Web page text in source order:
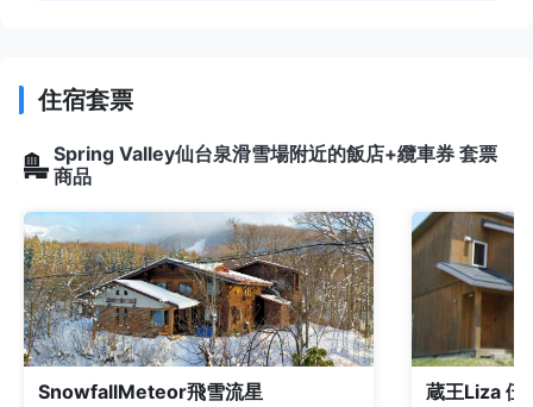
住宿套票
Spring Valley仙台泉滑雪場附近的飯店+纜車券 套票
商品
SnowfallMeteor飛雪流星 蔵王Liza 伍